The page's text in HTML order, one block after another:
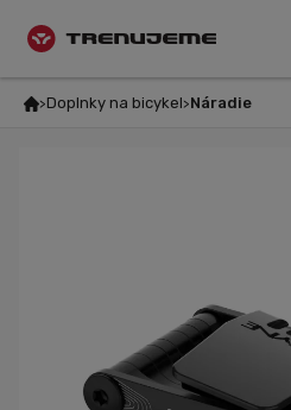
Doplnky na bicykel Náradie